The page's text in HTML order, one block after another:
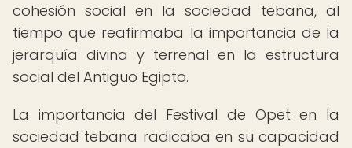
cohesión social en la sociedad tebana, al
tiempo que reafirmaba la importancia de la
jerarquía divina y terrenal en la estructura
social del Antiguo Egipto.
La importancia del Festival de Opet en la
sociedad tebana radicaba en su capacidad